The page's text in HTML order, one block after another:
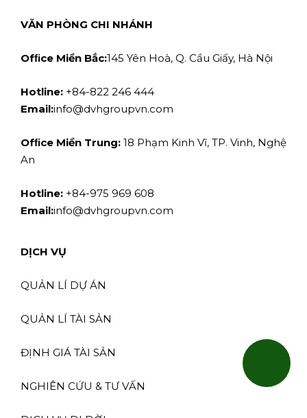
VĂN PHÒNG CHI NHÁNH
Ofﬁce Miền Bắc:145 Yên Hoà, Q. Cầu Giấy, Hà Nội
Hotline: +84-822 246 444
Email:info@dvhgroupvn.com
Ofﬁce Miền Trung:18 Phạm Kinh Vĩ, TP. Vinh, Nghệ
An
Hotline: +84-975 969 608
Email:info@dvhgroupvn.com
DỊCH VỤ
QUẢN LÍ DỰ ÁN
QUẢN LÍ TÀI SẢN
ĐỊNH GIÁ TÀI SẢN
NGHIÊN CỨU & TƯ VẤN